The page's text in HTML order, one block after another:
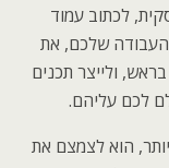
לכתוב עמוד
העבודה שלכם, את
ולייצר תכנים
לכם עליהם.
הוא לצמצם את